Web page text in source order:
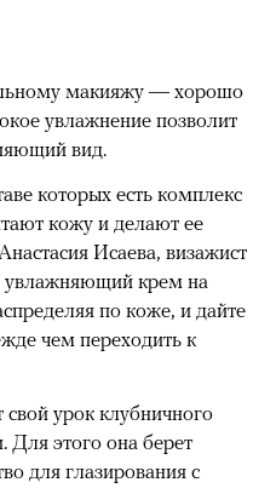
макияжу — хорошо
увлажнение позволит
вид.
которых есть комплекс
кожу и делают ее
Исаева, визажист
увлажняющий крем на
по коже, и дайте
чем переходить к
урок клубничного
Для этого она берет
для глазирования с